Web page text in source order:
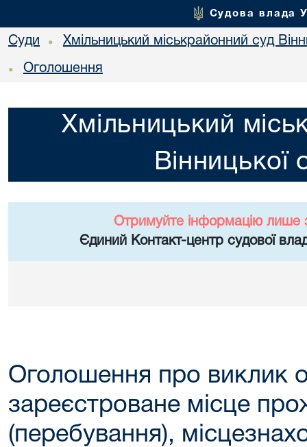
Судова влада
Суди • Хмільницький міськрайонний суд
• Оголошення
Хмільницький
Вінницької
Отримуйте інформацію лише
Єдиний Контакт-центр судової
Оголошення про виклик
зареєстроване місце
(перебування),